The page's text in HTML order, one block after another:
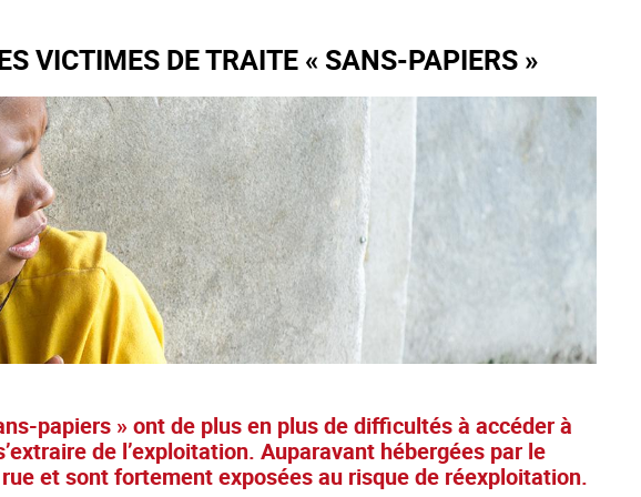
VICTIMES DE TRAITE « SANS-PAPIERS »
papiers » ont de plus en plus de difficultés à accéder à
de l’exploitation. Auparavant hébergées par le
et sont fortement exposées au risque de réexploitation.